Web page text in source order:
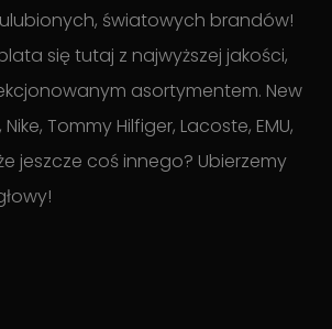
światowych brandów!
się tutaj z najwyższej jakości,
asortymentem. New
Tommy Hilfiger, Lacoste, EMU,
jeszcze coś innego? Ubierzemy